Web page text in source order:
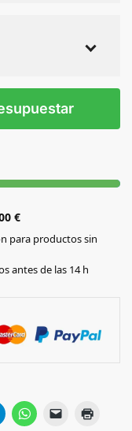
€
para productos sin
antes de las 14 h